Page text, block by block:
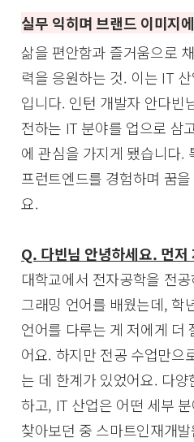
실무 익히며 브랜드 이미지
삶을 편안함과 즐거움으로
력을 응원하는 것. 이는 IT
입니다. 인턴 개발자 안다빈
전하는 IT 분야를 업으로 삼
에 관심을 가지게 됐습니다.
프런트엔드를 경험하며 꿈
요.
Q. 다빈님 안녕하세요. 먼저
대학교에서 전자공학을 전
그래밍 언어를 배웠는데, 학
언어를 다루는 게 저에게 더
어요. 하지만 전공 수업만으
는 데 한계가 있었어요. 다
하고, IT 산업은 어떤 세부
찾아보던 중 스마트인재개